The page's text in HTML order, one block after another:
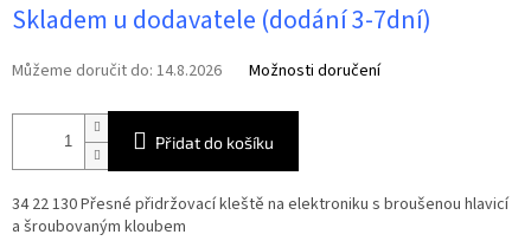
cena:
Skladem u dodavatele (dodání 3-7dní)
Můžeme doručit do: 14.8.2026 Možnosti doručení
Přidat do košíku
34 22 130 Přesné přidržovací kleště na elektroniku s broušenou hlavicí
a šroubovaným kloubem